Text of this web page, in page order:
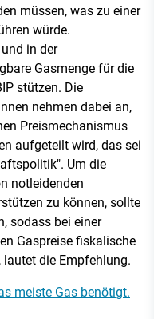
müssen, was zu einer
würde.
in der
Gasmenge für die
stützen. Die
nehmen dabei an,
Preismechanismus
aufgeteilt wird, das sei
Um die
notleidenden
zu können, sollte
sodass bei einer
Gaspreise fiskalische
lautet die Empfehlung.
meiste Gas benötigt.